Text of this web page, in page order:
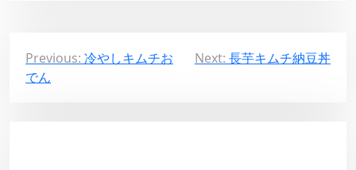
投
稿
Previous: 冷やしキムチお
でん
Next: 長芋キムチ納豆丼